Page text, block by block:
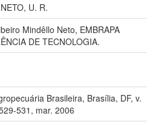
U. R.
Mindêllo Neto, EMBRAPA
DE TECNOLOGIA.
Brasileira, Brasília, DF, v.
531, mar. 2006